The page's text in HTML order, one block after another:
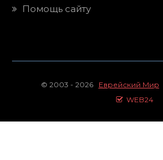
Помощь сайту
© 2003 - 2026 Еврейский Мир
WEB24